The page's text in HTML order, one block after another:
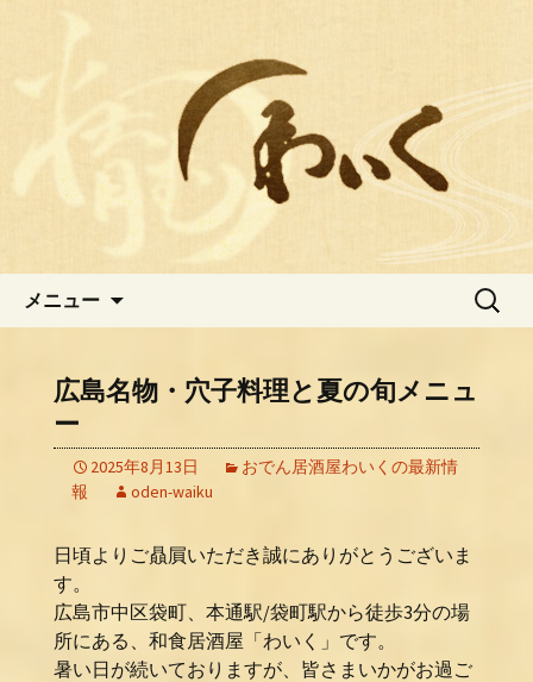
広島中区おでんが人気の居酒屋
【わいく】のブログ
おでん居酒屋わいくの最新情報
メニュー
検
広島名物・穴子料理と夏の旬メニュ
ー
2025年8月13日
おでん居酒屋わいくの最新情
報
oden-waiku
日頃よりご贔屓いただき誠にありがとうございま
す。
広島市中区袋町、本通駅/袋町駅から徒歩3分の場
所にある、和食居酒屋「わいく」です。
暑い日が続いておりますが、皆さまいかがお過ご